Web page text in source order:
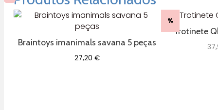
Braintoys imanimals savana 5 peças
27,20€
%
Trotinete